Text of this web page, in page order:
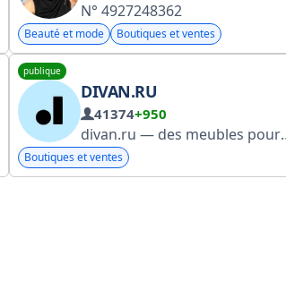
N° 4927248362
Beauté et mode Boutiques et ventes
publique
DIVAN.RU
41374+950
divan.ru — des meubles pour la vraie vie. Compte officiel de divan.ru. Les commandes se font exclusivement sur le site officiel divan.ru. Inscription auprès de Roskomnadzor : https://knd.gov.ru/license?id=6788ae231e4e233a71216b9f®istryType=bloggersPermission
Boutiques et ventes